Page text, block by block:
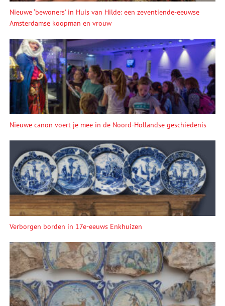
Nieuwe ‘bewoners’ in Huis van Hilde: een zeventiende-eeuwse
Amsterdamse koopman en vrouw
Nieuwe canon voert je mee in de Noord-Hollandse geschiedenis
Verborgen borden in 17e-eeuws Enkhuizen